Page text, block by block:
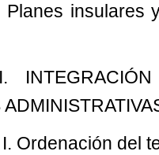
Planes insulares
Ordenación del